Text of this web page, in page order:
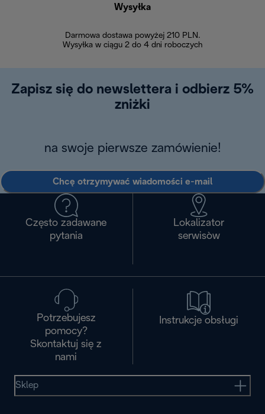
Wysyłka
Darmowa dostawa powyżej 210 PLN.
Wysyłka w ciągu 2 do 4 dni roboczych
Zapisz się do newslettera i odbierz 5%
zniżki
na swoje pierwsze zamówienie!
Chcę otrzymywać wiadomości e-mail
Często zadawane
pytania
Lokalizator
serwisòw
Potrzebujesz
pomocy?
Skontaktuj się z
nami
Instrukcje obsługi
Sklep